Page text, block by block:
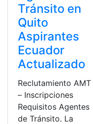
Tránsito en
Quito
Aspirantes
Ecuador
Actualizado
Reclutamiento AMT
– Inscripciones
Requisitos Agentes
de Tránsito. La